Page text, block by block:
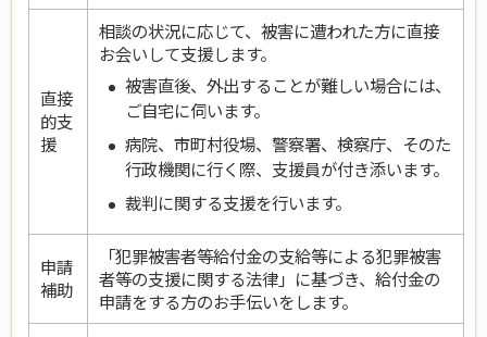
直接
的支
援
相談の状況に応じて、被害に遭われた方に直接
お会いして支援します。
被害直後、外出することが難しい場合には、
ご自宅に伺います。
病院、市町村役場、警察署、検察庁、そのた
行政機関に行く際、支援員が付き添います。
裁判に関する支援を行います。
申請
補助
「犯罪被害者等給付金の支給等による犯罪被害
者等の支援に関する法律」に基づき、給付金の
申請をする方のお手伝いをします。